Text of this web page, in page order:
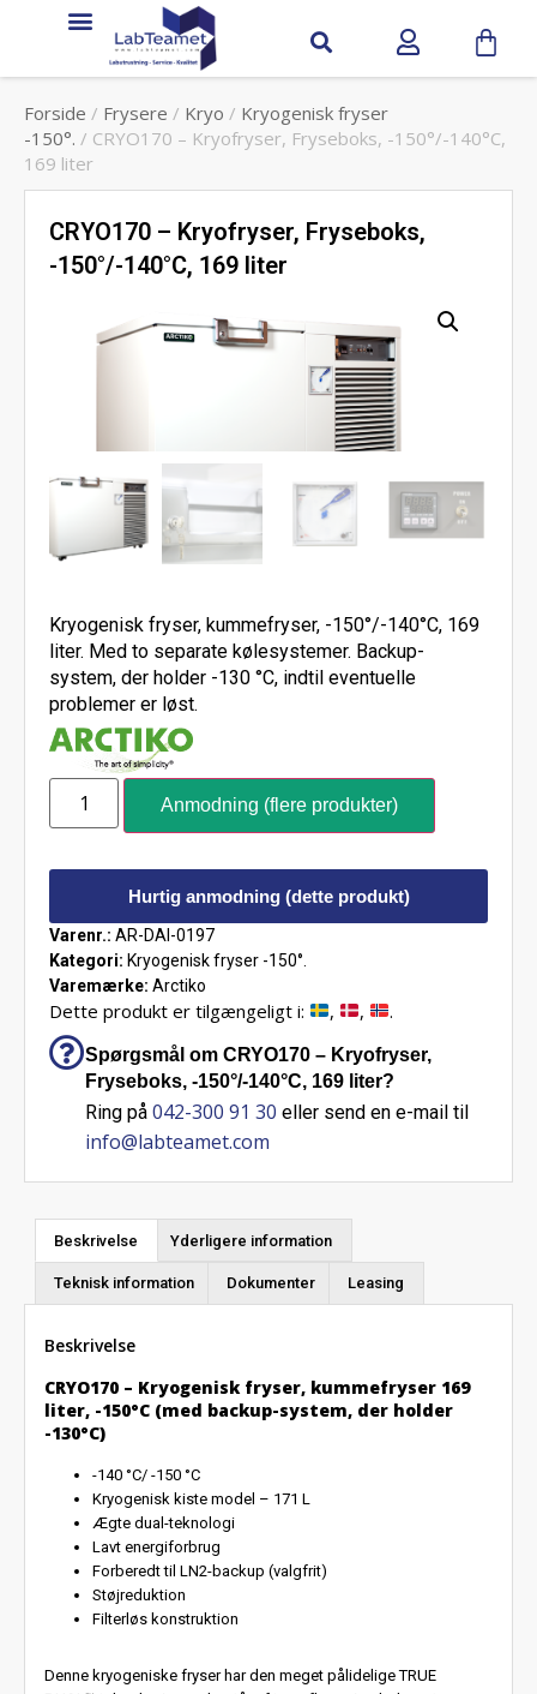
Forside / Frysere / Kryo / Kryogenisk fryser
-150°. / CRYO170 – Kryofryser, Fryseboks, -150°/-140°C,
169 liter
CRYO170 – Kryofryser, Fryseboks,
-150°/-140°C, 169 liter
Kryogenisk fryser, kummefryser, -150°/-140°C, 169
liter. Med to separate kølesystemer. Backup-
system, der holder -130 °C, indtil eventuelle
problemer er løst.
Anmodning (flere produkter)
Hurtig anmodning (dette produkt)
Varenr.: AR-DAI-0197
Kategori: Kryogenisk fryser -150°.
Varemærke: Arctiko
Dette produkt er tilgængeligt i: , , .
Spørgsmål om CRYO170 – Kryofryser,
Fryseboks, -150°/-140°C, 169 liter?
Ring på 042-300 91 30 eller send en e-mail til
info@labteamet.com
Beskrivelse Yderligere information
Teknisk information Dokumenter Leasing
Beskrivelse
CRYO170 – Kryogenisk fryser, kummefryser 169
liter, -150°C (med backup-system, der holder
-130°C)
-140 °C/ -150 °C
Kryogenisk kiste model – 171 L
Ægte dual-teknologi
Lavt energiforbrug
Forberedt til LN2-backup (valgfrit)
Støjreduktion
Filterløs konstruktion
Denne kryogeniske fryser har den meget pålidelige TRUE